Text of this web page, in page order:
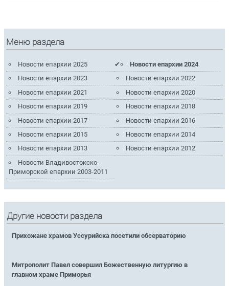
Меню раздела
Новости епархии 2025
Новости епархии 2024
Новости епархии 2023
Новости епархии 2022
Новости епархии 2021
Новости епархии 2020
Новости епархии 2019
Новости епархии 2018
Новости епархии 2017
Новости епархии 2016
Новости епархии 2015
Новости епархии 2014
Новости епархии 2013
Новости епархии 2012
Новости Владивостокско-
Приморской епархии 2003-2011
Другие новости раздела
Прихожане храмов Уссурийска посетили обсерваторию
Митрополит Павел совершил Божественную литургию в
главном храме Приморья